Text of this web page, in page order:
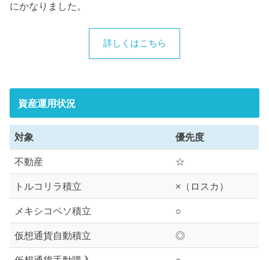
にかなりました。
詳しくはこちら
資産運用状況
対象 優先度
不動産 ☆
トルコリラ積立 ×（ロスカ）
メキシコペソ積立 ○
仮想通貨自動積立 ◎